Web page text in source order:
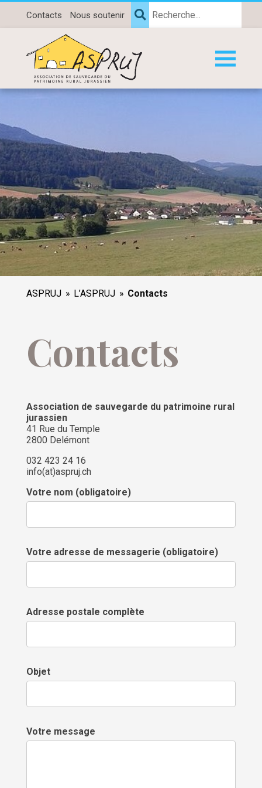
Contacts Nous soutenir
ASPRUJ L’ASPRUJ Contacts
Contacts
Association de sauvegarde du patrimoine rural
jurassien
41 Rue du Temple
2800 Delémont
032 423 24 16
info(at)aspruj.ch
Votre nom (obligatoire)
Votre adresse de messagerie (obligatoire)
Adresse postale complète
Objet
Votre message